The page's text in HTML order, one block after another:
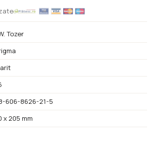
Tozer
606-8626-21-5
x 205 mm